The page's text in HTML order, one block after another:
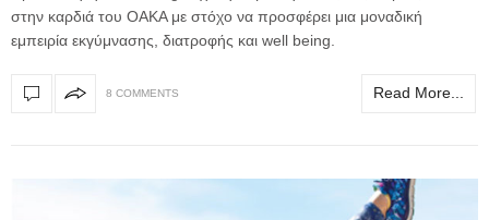
στην καρδιά του ΟΑΚΑ με στόχο να προσφέρει μια μοναδική
εμπειρία εκγύμνασης, διατροφής και well being.
8 COMMENTS Read More...